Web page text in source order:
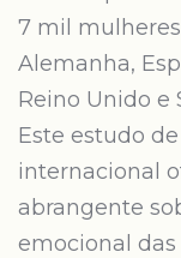
7 mil mulheres
Alemanha,
Reino Unido e
Este estudo
internacional
abrangente
emocional